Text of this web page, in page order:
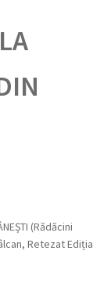
(Rădăcini
Retezat Ediția